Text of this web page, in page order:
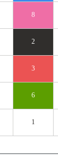
8
2
3
6
1